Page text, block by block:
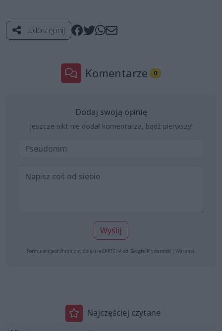
Udostępnij
Komentarze 0
Dodaj swoją opinię
Jeszcze nikt nie dodał komentarza, bądź pierwszy!
Wyślij
Formularz jest chroniony dzięki reCAPTCHA od Google: Prywatność | Warunki
Najczęściej czytane